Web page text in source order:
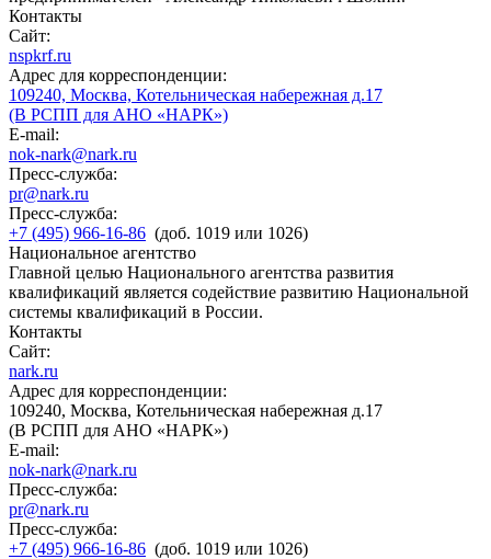
Контакты
Сайт:
nspkrf.ru
Адрес для корреспонденции:
109240, Москва, Котельническая набережная д.17
(В РСПП для АНО «НАРК»)
E-mail:
nok-nark@nark.ru
Пресс-служба:
pr@nark.ru
Пресс-служба:
+7 (495) 966-16-86 (доб. 1019 или 1026)
Национальное агентство
Главной целью Национального агентства развития
квалификаций является содействие развитию Национальной
системы квалификаций в России.
Контакты
Сайт:
nark.ru
Адрес для корреспонденции:
109240, Москва, Котельническая набережная д.17
(В РСПП для АНО «НАРК»)
E-mail:
nok-nark@nark.ru
Пресс-служба:
pr@nark.ru
Пресс-служба:
+7 (495) 966-16-86 (доб. 1019 или 1026)